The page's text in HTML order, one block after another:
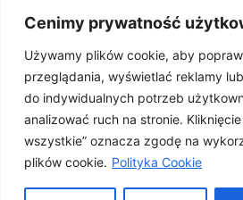
Cenimy prywatność
Używamy plików cookie, aby
przeglądania, wyświetlać reklamy
do indywidualnych potrzeb
analizować ruch na stronie.
wszystkie” oznacza zgodę na
plików cookie. Polityka Cookie
Polityka
LAPIDARIUM Jacka
epizodem w życiu
Made with ♥︎ by